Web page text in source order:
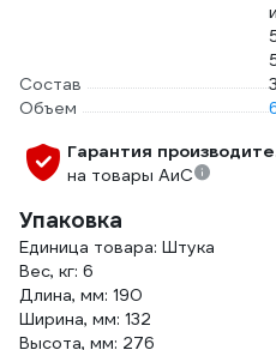
Состав
Объем
Гарантия
на товары АиС
Упаковка
Единица товара: Штука
Вес, кг: 6
Длина, мм: 190
Ширина, мм: 132
Высота, мм: 276